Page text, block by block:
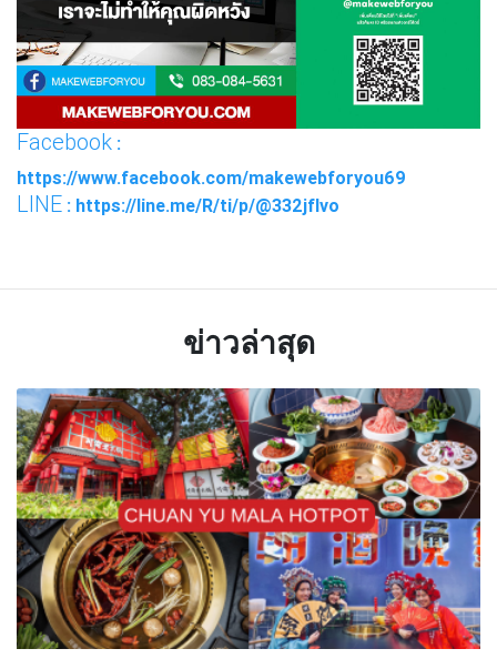
Facebook :
https://www.facebook.com/makewebforyou69
LINE : https://line.me/R/ti/p/@332jflvo
ข่าวล่าสุด